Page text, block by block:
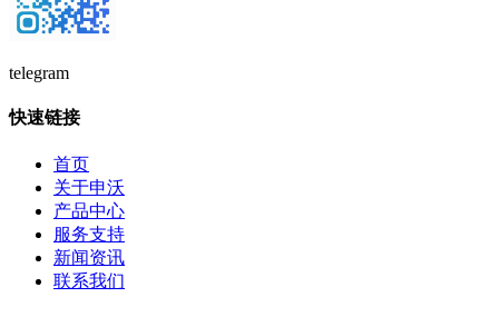
telegram
快速链接
首页
关于申沃
产品中心
服务支持
新闻资讯
联系我们